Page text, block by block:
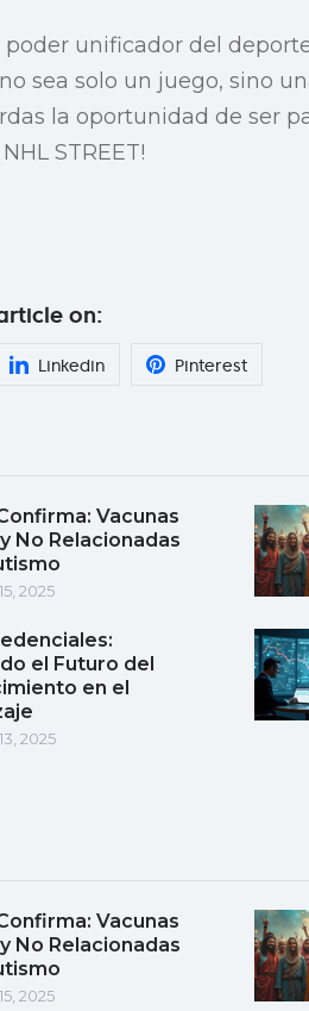
poder unificador del
sea solo un juego, sino
la oportunidad de ser
STREET!
on:
Linkedin Pinterest
Vacunas
No Relacionadas
2025
el Futuro del
en el
2025
Vacunas
No Relacionadas
2025